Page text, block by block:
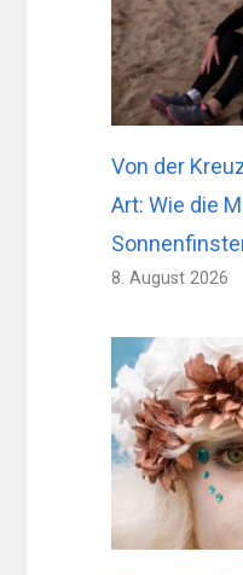
Von der
Art: Wie die
8. August 2026